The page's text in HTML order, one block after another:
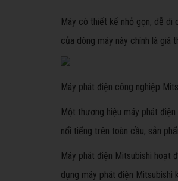
Máy có thiết kế nhỏ gọn, dễ di
của dòng máy này chính là giá
Máy phát điện công nghiệp
Một thương hiệu máy phát
nổi tiếng trên toàn cầu, sản
Máy phát điện Mitsubishi hoạt
dụng máy phát điện Mitsubishi